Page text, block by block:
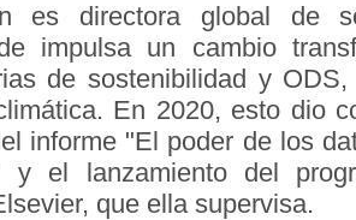
es directora global de
impulsa un cambio
de sostenibilidad y
En 2020, esto dio
informe "El poder de los
y el lanzamiento del
que ella supervisa.